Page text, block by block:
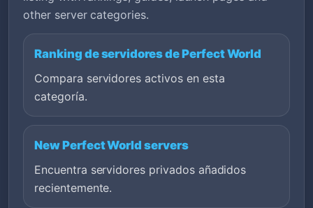
other server categories.
Ranking de servidores de Perfect World
Compara servidores activos en esta
categoría.
New Perfect World servers
Encuentra servidores privados añadidos
recientemente.